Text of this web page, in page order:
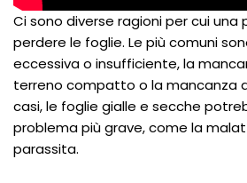
Ci sono diverse ragioni per cui una
perdere le foglie. Le più comuni
eccessiva o insufficiente, la
terreno compatto o la mancanza
casi, le foglie gialle e secche
problema più grave, come la
parassita.